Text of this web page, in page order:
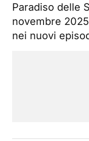
Paradiso delle
novembre
nei nuovi